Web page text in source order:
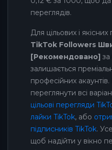
переглядів.
Для цільових і
TikTok Followers
[Рекомендовано] за
залишається
професійних
переглянути всі
цільові перегляди
лайки TikTok, або
підписників TikTok.
щоб надійти у вікно